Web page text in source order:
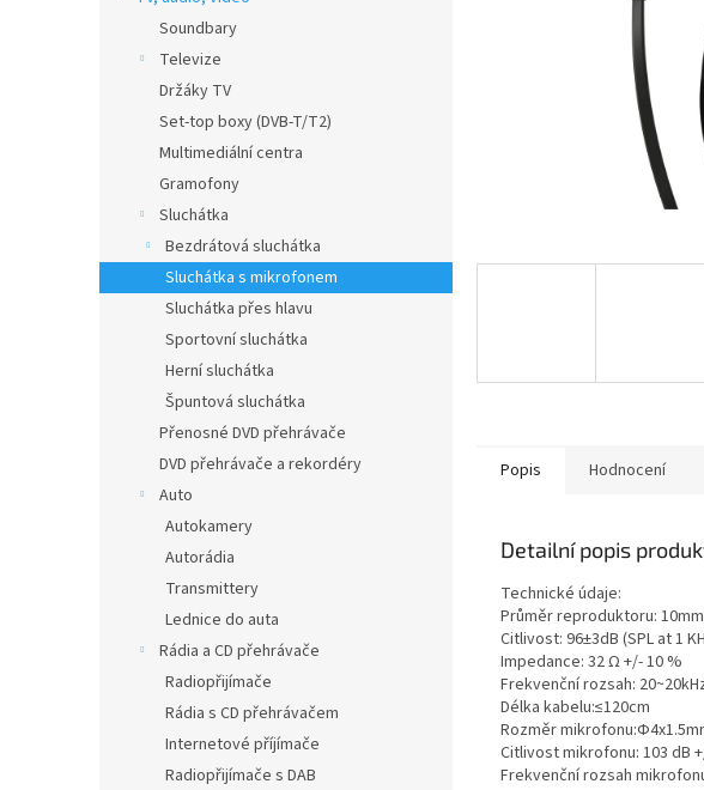
Soundbary
Televize
Držáky TV
Set-top boxy (DVB-T/T2)
Multimediální centra
Gramofony
Sluchátka
Bezdrátová sluchátka
Sluchátka s mikrofonem
Sluchátka přes hlavu
Sportovní sluchátka
Herní sluchátka
Špuntová sluchátka
Přenosné DVD přehrávače
DVD přehrávače a rekordéry
Auto
Autokamery
Autorádia
Transmittery
Lednice do auta
Rádia a CD přehrávače
Radiopřijímače
Rádia s CD přehrávačem
Internetové příjímače
Radiopřijímače s DAB
Popis Hodnocení
Detailní popis
Technické údaje:
Průměr reproduktoru: 10mm
Citlivost: 96±3dB (SPL at 1
Impedance: 32 Ω +/- 10 %
Frekvenční rozsah:
Délka kabelu:≤120cm
Rozměr
Citlivost mikrofonu: 103 dB
Frekvenční rozsah